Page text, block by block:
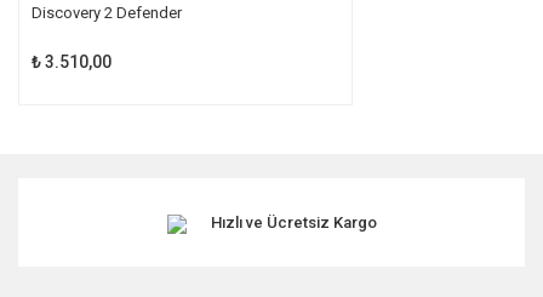
Discovery 2 Defender
₺ 3.510,00
Hızlı ve Ücretsiz Kargo